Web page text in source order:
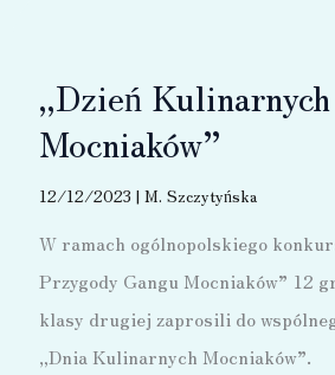
„Dzień Kulinarnych
Mocniaków”
12/12/2023 | M. Szczytyńska
W ramach ogólnopolskiego
Przygody Gangu Mocniaków” 12
klasy drugiej zaprosili do
„Dnia Kulinarnych Mocniaków”.